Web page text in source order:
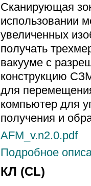
Сканирующая
использовании
увеличенных
получать
вакууме с
конструкцию
для
компьютер для
получения и
AFM_v.n2.0.pdf
Подробное
КЛ (CL)